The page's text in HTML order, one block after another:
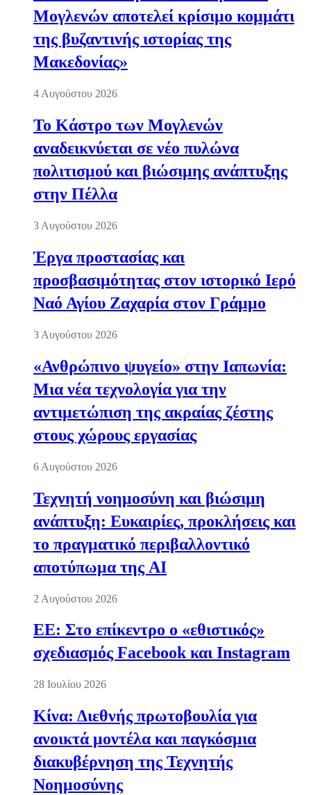
Μογλενών αποτελεί κρίσιμο κομμάτι
της βυζαντινής ιστορίας της
Μακεδονίας»
4 Αυγούστου 2026
Το Κάστρο των Μογλενών
αναδεικνύεται σε νέο πυλώνα
πολιτισμού και βιώσιμης ανάπτυξης
στην Πέλλα
3 Αυγούστου 2026
Έργα προστασίας και
προσβασιμότητας στον ιστορικό Ιερό
Ναό Αγίου Ζαχαρία στον Γράμμο
3 Αυγούστου 2026
«Ανθρώπινο ψυγείο» στην Ιαπωνία:
Μια νέα τεχνολογία για την
αντιμετώπιση της ακραίας ζέστης
στους χώρους εργασίας
6 Αυγούστου 2026
Τεχνητή νοημοσύνη και βιώσιμη
ανάπτυξη: Ευκαιρίες, προκλήσεις και
το πραγματικό περιβαλλοντικό
αποτύπωμα της AI
2 Αυγούστου 2026
ΕΕ: Στο επίκεντρο ο «εθιστικός»
σχεδιασμός Facebook και Instagram
28 Ιουλίου 2026
Κίνα: Διεθνής πρωτοβουλία για
ανοικτά μοντέλα και παγκόσμια
διακυβέρνηση της Τεχνητής
Νοημοσύνης